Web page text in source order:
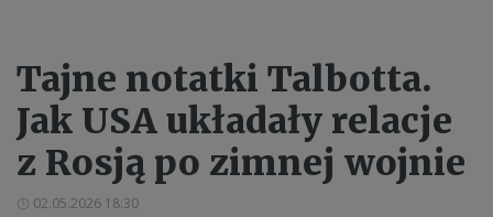
Tajne notatki Talbotta.
Jak USA układały relacje
z Rosją po zimnej wojnie
02.05.2026 18:30